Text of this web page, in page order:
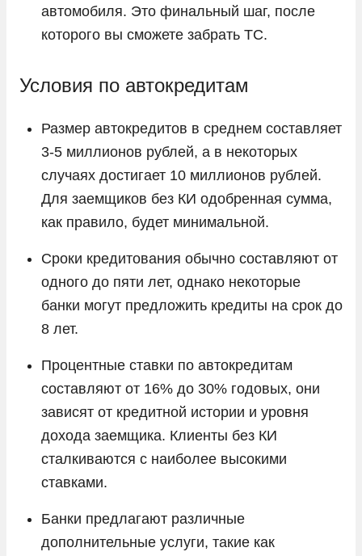
автомобиля. Это финальный шаг, после
которого вы сможете забрать ТС.
Условия по автокредитам
Размер автокредитов в среднем составляет
3-5 миллионов рублей, а в некоторых
случаях достигает 10 миллионов рублей.
Для заемщиков без КИ одобренная сумма,
как правило, будет минимальной.
Сроки кредитования обычно составляют от
одного до пяти лет, однако некоторые
банки могут предложить кредиты на срок до
8 лет.
Процентные ставки по автокредитам
составляют от 16% до 30% годовых, они
зависят от кредитной истории и уровня
дохода заемщика. Клиенты без КИ
сталкиваются с наиболее высокими
ставками.
Банки предлагают различные
дополнительные услуги, такие как